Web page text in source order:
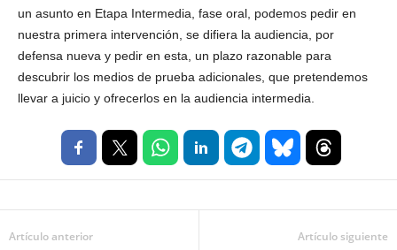
un asunto en Etapa Intermedia, fase oral, podemos pedir en
nuestra primera intervención, se difiera la audiencia, por
defensa nueva y pedir en esta, un plazo razonable para
descubrir los medios de prueba adicionales, que pretendemos
llevar a juicio y ofrecerlos en la audiencia intermedia.
Artículo anterior Artículo siguiente